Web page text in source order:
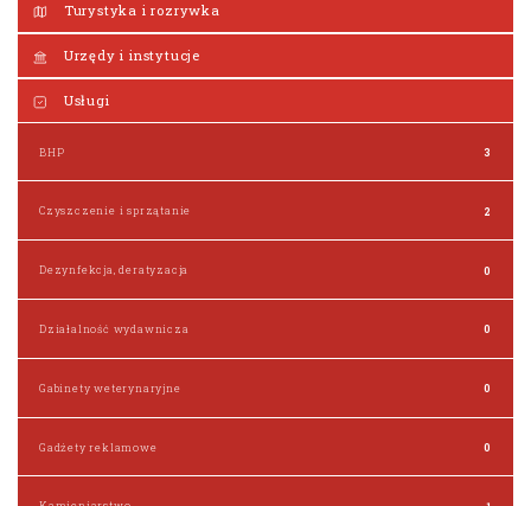
Turystyka i rozrywka
Urzędy i instytucje
Usługi
BHP 3
Czyszczenie i sprzątanie 2
Dezynfekcja, deratyzacja 0
Działalność wydawnicza 0
Gabinety weterynaryjne 0
Gadżety reklamowe 0